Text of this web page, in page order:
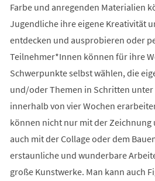
Farbe und anregenden Materialien
Jugendliche ihre eigene Kreativität
entdecken und ausprobieren oder
Teilnehmer*Innen können für ihre
Schwerpunkte selbst wählen, die
und/oder Themen in Schritten
innerhalb von vier Wochen
können nicht nur mit der Zeichnung
auch mit der Collage oder dem
erstaunliche und wunderbare
große Kunstwerke. Man kann auch